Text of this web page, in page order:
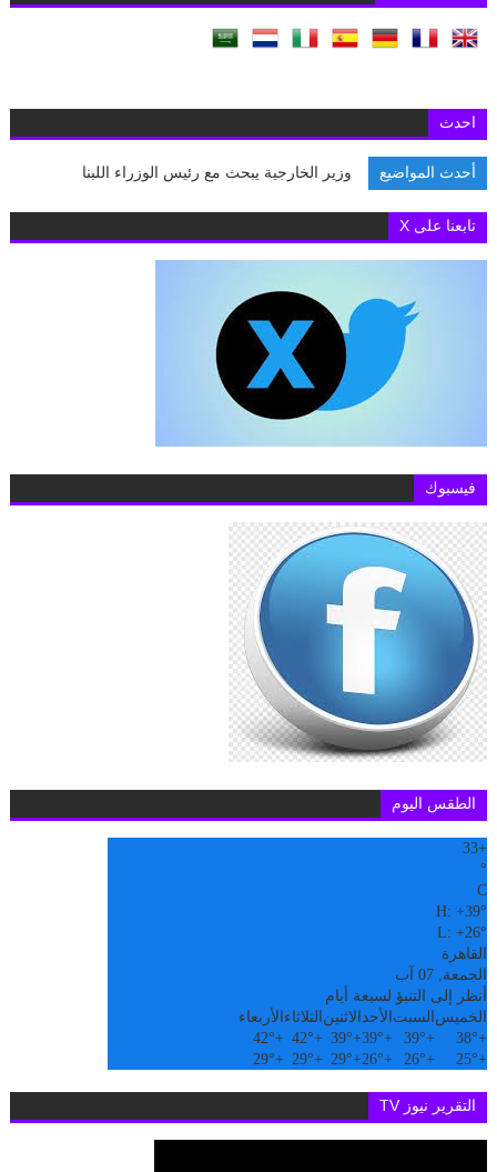
احدث
أحدث المواضيع وزير الخارجية يبحث مع رئيس الوزراء اللبناني تطورا
تابعنا على X
فيسبوك
الطقس اليوم
+
33
°
C
H:+39°
L:+26°
القاهرة
الجمعة, 07 آب
أنظر إلى التنبؤ لسبعة أيام
الخميس السبت الأحدالاثنين الثلاثاء الأربعاء
+
38°
+
39°
+
39°
+
39°
+
42°
+
42°
+
25°
+
26°
+
26°
+
29°
+
29°
+
29°
التقرير نيوز TV